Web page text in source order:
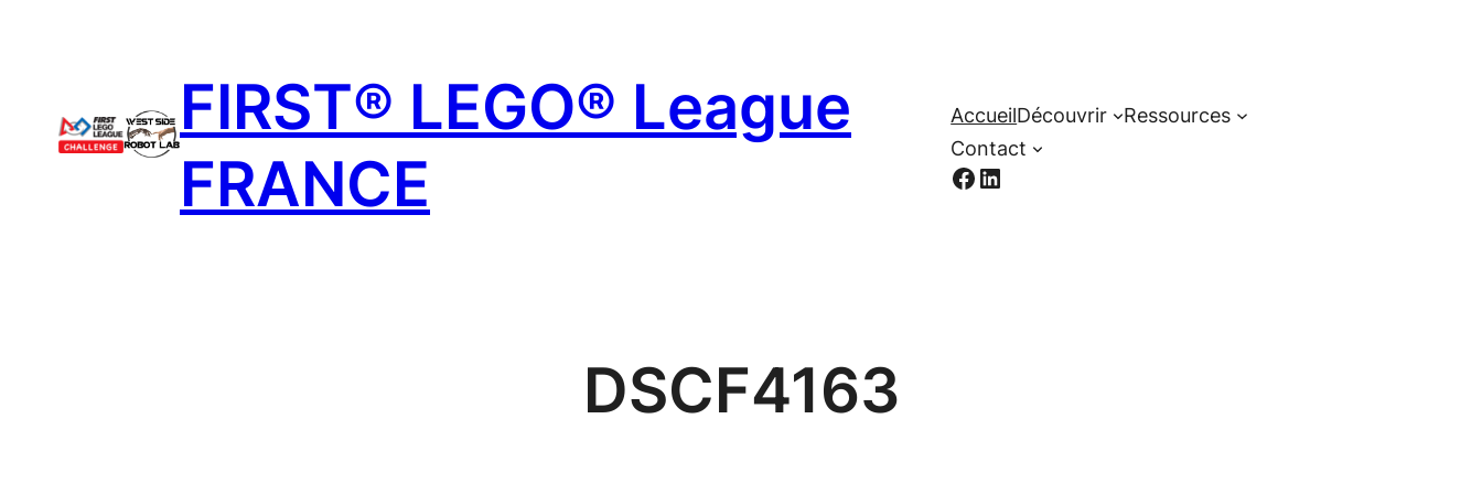
FIRST® LEGO® League
FRANCE
AccueilDécouvrir
Ressources
Contact
Facebook
LinkedIn
DSCF4163